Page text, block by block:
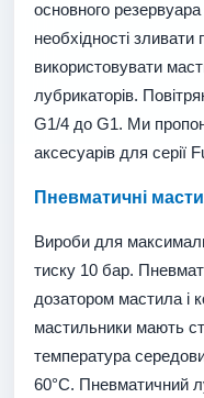
основного
необхідності
використовувати
лубрикаторів.
G1/4 до G1. Ми
аксесуарів для серії
Пневматичні
Вироби для
тиску 10 бар.
дозатором мастила і
мастильники мають
температура
60°C. Пневматичний